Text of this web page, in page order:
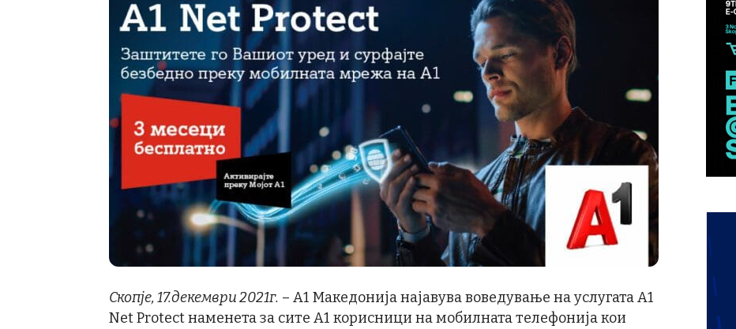
Скопје, 17.декември 2021г. – А1 Македонија најавува воведување на услугата А1
Net Protect наменета за сите А1 корисници на мобилната телефонија кои